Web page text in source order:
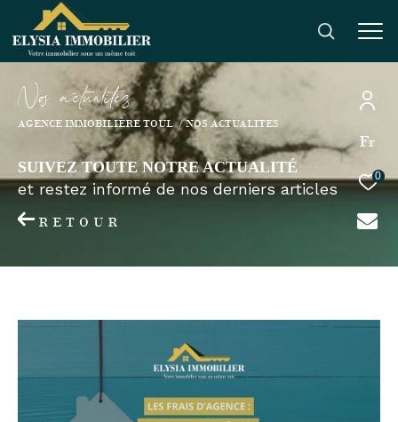
Fr
0
No actuaiés
AGENCE IMMOBILIÈRE TOUL NOS ACTUALITES
SUIVEZ TOUTE NOTRE ACTUALITÉ
et restez informé de nos derniers articles
RETOUR